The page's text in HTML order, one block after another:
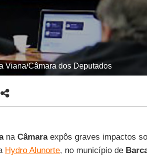
Viana/Câmara dos Deputados
na Câmaraexpôs graves impactos
Hydro Alunorte, no município de